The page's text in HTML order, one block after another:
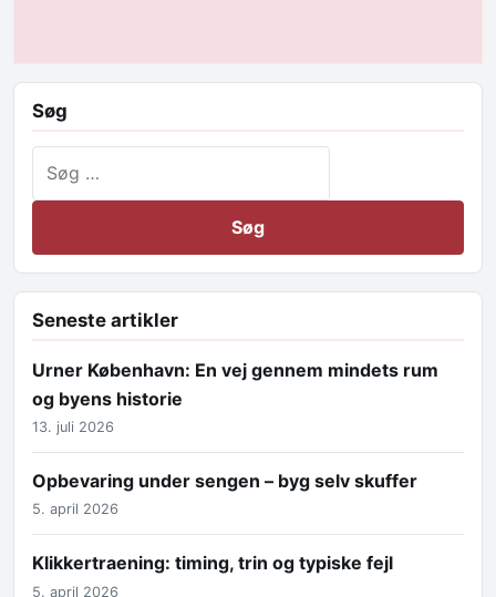
Søg
Seneste artikler
Urner København: En vej gennem mindets rum
og byens historie
13. juli 2026
Opbevaring under sengen – byg selv skuffer
5. april 2026
Klikkertraening: timing, trin og typiske fejl
5. april 2026